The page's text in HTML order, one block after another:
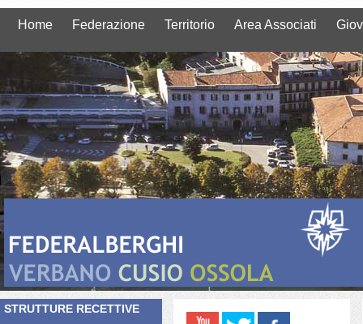
Home Federazione Territorio Area Associati
STRUTTURE RECETTIVE